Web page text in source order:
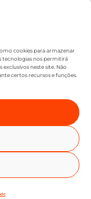
cookies para armazenar
tecnologias nos permitirá
neste site. Não
certos recursos e funções.
●